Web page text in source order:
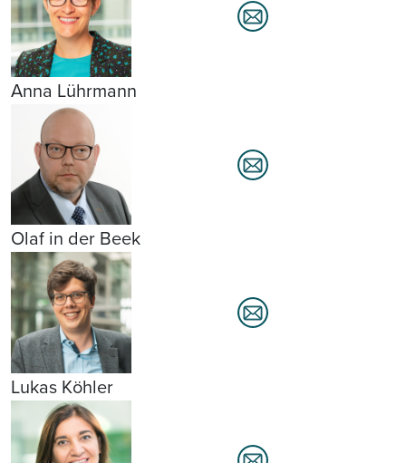
Anna Lührmann
Olaf in der Beek
Lukas Köhler